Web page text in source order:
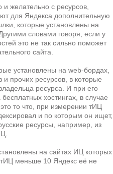
и желательно с ресурсов,
для Яндекса дополнительную
которые установлены на
словами говоря, если у
это не так сильно поможет
сайта.
установлены на web-бордах,
прочих ресурсов, в которые
ресурса. И при его
хостингах, в случае
то что, при измерении тИЦ
и по которым он ищет,
ресурсы, например, из
на сайтах ИЦ которых
тИЦ меньше 10 Яндекс её не